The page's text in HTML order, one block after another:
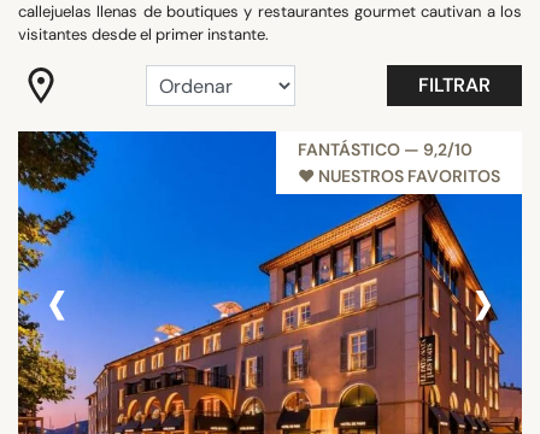
callejuelas llenas de boutiques y restaurantes gourmet cautivan a los
visitantes desde el primer instante.
FILTRAR
FANTÁSTICO — 9,2/10
♥︎ NUESTROS FAVORITOS
‹ ›